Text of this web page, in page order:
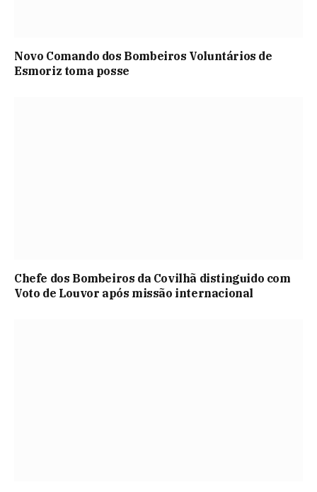
Novo Comando dos Bombeiros Voluntários de
Esmoriz toma posse
Chefe dos Bombeiros da Covilhã distinguido com
Voto de Louvor após missão internacional